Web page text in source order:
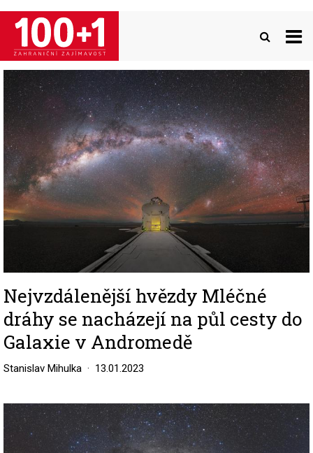
Přejít
hlavnímu
obsahu
Image
Nejvzdálenější hvězdy Mléčné
dráhy se nacházejí na půl cesty do
Galaxie v Andromedě
Stanislav Mihulka 13.01.2023
Image